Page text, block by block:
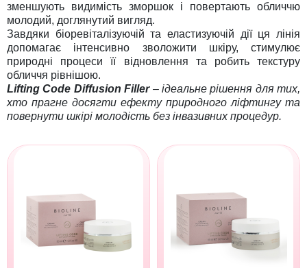
зменшують видимість зморшок і повертають обличчю
молодий, доглянутий вигляд.
Завдяки біоревіталізуючій та еластизуючій дії ця лінія
допомагає інтенсивно зволожити шкіру, стимулює
природні процеси її відновлення та робить текстуру
обличчя рівнішою.
Lifting Code Diffusion Filler– ідеальне рішення для тих,
хто прагне досягти ефекту природного ліфтингу та
повернути шкірі молодість без інвазивних процедур.